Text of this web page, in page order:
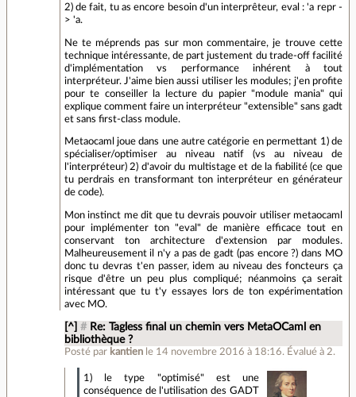
2) de fait, tu as encore besoin d'un interprêteur, eval : 'a repr -
> 'a.
Ne te méprends pas sur mon commentaire, je trouve cette
technique intéressante, de part justement du trade-off facilité
d'implémentation vs performance inhérent à tout
interpréteur. J'aime bien aussi utiliser les modules; j'en profite
pour te conseiller la lecture du papier "module mania" qui
explique comment faire un interpréteur "extensible" sans gadt
et sans first-class module.
Metaocaml joue dans une autre catégorie en permettant 1) de
spécialiser/optimiser au niveau natif (vs au niveau de
l'interpréteur) 2) d'avoir du multistage et de la fiabilité (ce que
tu perdrais en transformant ton interpréteur en générateur
de code).
Mon instinct me dit que tu devrais pouvoir utiliser metaocaml
pour implémenter ton "eval" de manière efficace tout en
conservant ton architecture d'extension par modules.
Malheureusement il n'y a pas de gadt (pas encore ?) dans MO
donc tu devras t'en passer, idem au niveau des foncteurs ça
risque d'être un peu plus compliqué; néanmoins ça serait
intéressant que tu t'y essayes lors de ton expérimentation
avec MO.
[^] # Re: Tagless final un chemin vers MetaOCaml en
bibliothèque ?
Posté par kantien le 14 novembre 2016 à 18:16. Évalué à 2.
1) le type "optimisé" est une
conséquence de l'utilisation des GADT